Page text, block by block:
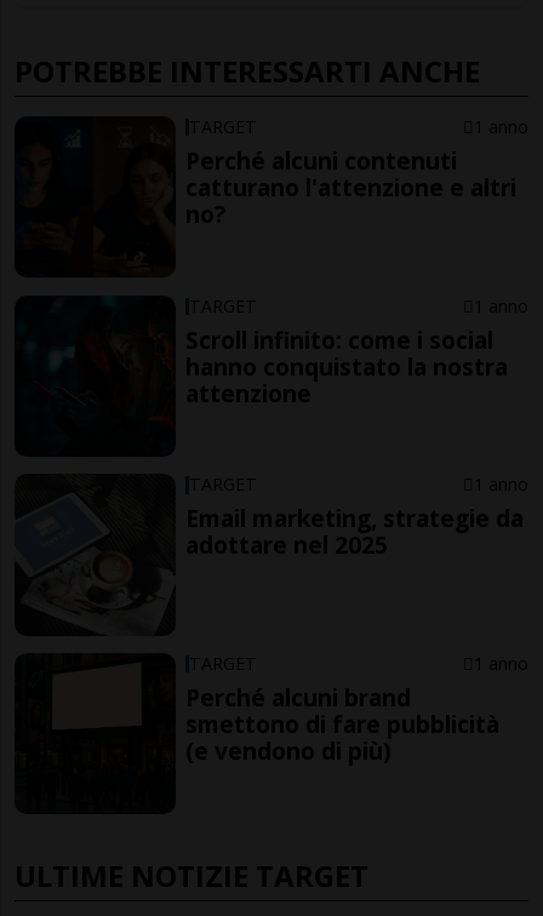
POTREBBE INTERESSARTI ANCHE
TARGET 1 anno
Perché alcuni contenuti
catturano l'attenzione e altri
no?
TARGET 1 anno
Scroll infinito: come i social
hanno conquistato la nostra
attenzione
TARGET 1 anno
Email marketing, strategie da
adottare nel 2025
TARGET 1 anno
Perché alcuni brand
smettono di fare pubblicità
(e vendono di più)
ULTIME NOTIZIE TARGET